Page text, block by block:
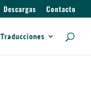
Descargas Contacto
Traducciones